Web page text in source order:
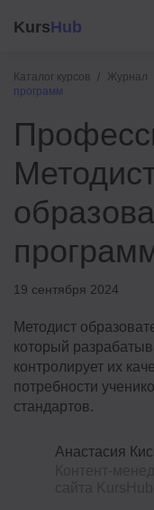
KursHub
Каталог курсов Журнал
программ
19 сентября 2024
Методист
который
контролирует их
потребности
стандартов.
Анастасия
Разработка
Маркетинг
Дизайн
Аналитика
Менеджмент